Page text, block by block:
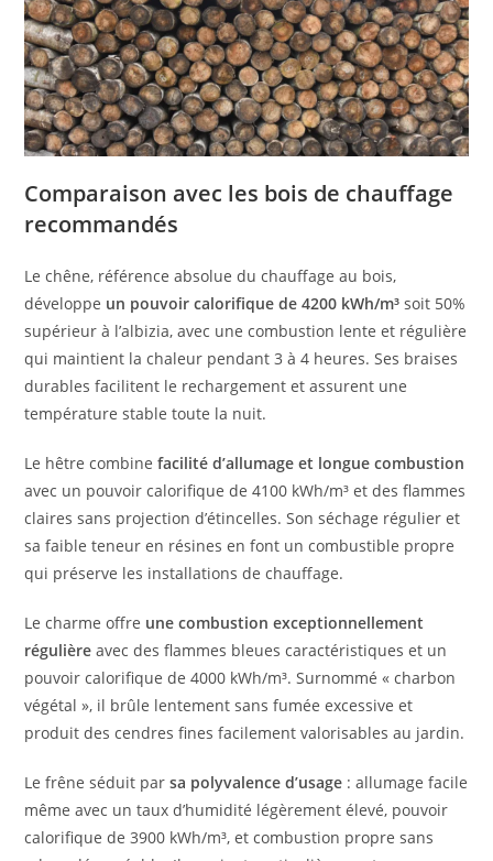
Comparaison avec les bois de chauffage
recommandés
Le chêne, référence absolue du chauffage au bois,
développe un pouvoir calorifique de 4200 kWh/m³ soit 50%
supérieur à l’albizia, avec une combustion lente et régulière
qui maintient la chaleur pendant 3 à 4 heures. Ses braises
durables facilitent le rechargement et assurent une
température stable toute la nuit.
Le hêtre combinefacilité d’allumage et longue combustion
avec un pouvoir calorifique de 4100 kWh/m³ et des flammes
claires sans projection d’étincelles. Son séchage régulier et
sa faible teneur en résines en font un combustible propre
qui préserve les installations de chauffage.
Le charme offre une combustion exceptionnellement
régulière avec des flammes bleues caractéristiques et un
pouvoir calorifique de 4000 kWh/m³. Surnommé « charbon
végétal », il brûle lentement sans fumée excessive et
produit des cendres fines facilement valorisables au jardin.
Le frêne séduit parsa polyvalence d’usage : allumage facile
même avec un taux d’humidité légèrement élevé, pouvoir
calorifique de 3900 kWh/m³, et combustion propre sans